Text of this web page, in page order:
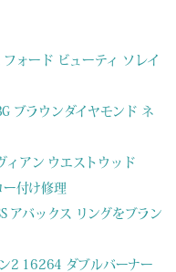
フォード ビューティ ソレイ
ブラウンダイヤモンド ネ
ィアン ウエストウッド
ー付け修理
アバックス リングをブラン
2 16264 ダブルバーナー